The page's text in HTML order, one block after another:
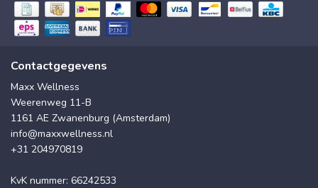
Contactgegevens
Maxx Wellness
Weerenweg 11-B
1161 AE Zwanenburg (Amsterdam)
info@maxxwellness.nl
+31 204970819
KvK nummer: 66242533